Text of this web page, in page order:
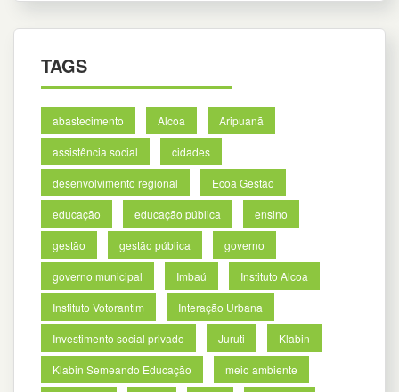
TAGS
abastecimento Alcoa Aripuanã
assistência social cidades
desenvolvimento regional Ecoa Gestão
educação educação pública ensino
gestão gestão pública governo
governo municipal Imbaú Instituto Alcoa
Instituto Votorantim Interação Urbana
Investimento social privado Juruti Klabin
Klabin Semeando Educação meio ambiente